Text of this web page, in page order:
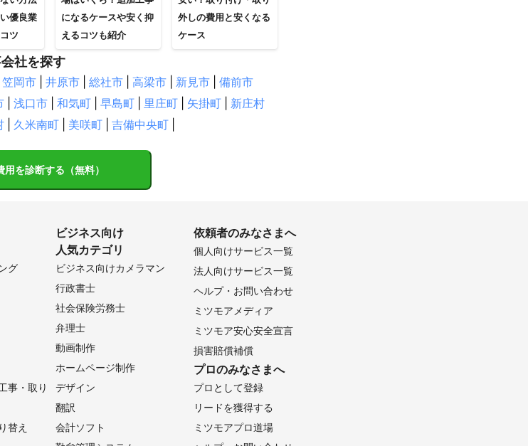
優良業
ツ
になるケースや安く抑
えるコツも紹介
外しの費用と安くなる
ケース
社を探す
笠岡市 井原市 総社市 高梁市 新見市
備前市
浅口市 和気町 早島町 里庄町 矢掛町
新庄村
久米南町 美咲町 吉備中央町
用を診断する（無料）
グ
事・取り
替え
ビジネス向け
人気カテゴリ
ビジネス向けカメラマン
行政書士
社会保険労務士
弁理士
動画制作
ホームページ制作
デザイン
翻訳
会計ソフト
依頼者のみなさまへ
個人向けサービス一覧
法人向けサービス一覧
ヘルプ・お問い合わせ
ミツモアメディア
ミツモア安心安全宣言
損害賠償補償
プロのみなさまへ
プロとして登録
リードを獲得する
ミツモアプロ道場